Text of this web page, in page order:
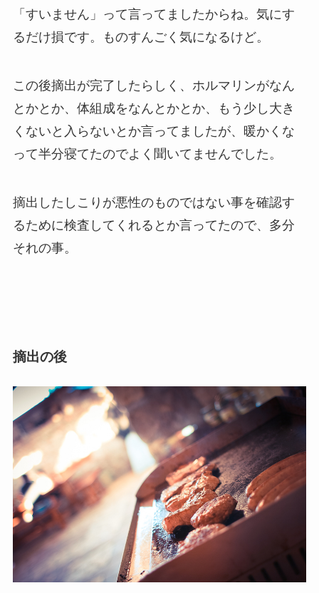
「すいません」って言ってましたからね。気にす
るだけ損です。ものすんごく気になるけど。
この後摘出が完了したらしく、ホルマリンがなん
とかとか、体組成をなんとかとか、もう少し大き
くないと入らないとか言ってましたが、暖かくな
って半分寝てたのでよく聞いてませんでした。
摘出したしこりが悪性のものではない事を確認す
るために検査してくれるとか言ってたので、多分
それの事。
摘出の後